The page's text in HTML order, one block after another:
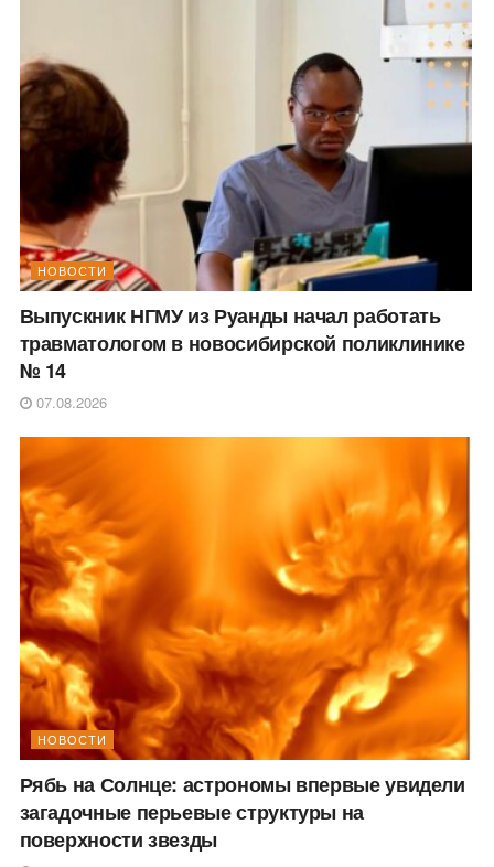
НОВОСТИ
Выпускник НГМУ из Руанды начал работать
травматологом в новосибирской поликлинике
№ 14
07.08.2026
НОВОСТИ
Рябь на Солнце: астрономы впервые увидели
загадочные перьевые структуры на
поверхности звезды